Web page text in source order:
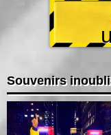
Souvenirs